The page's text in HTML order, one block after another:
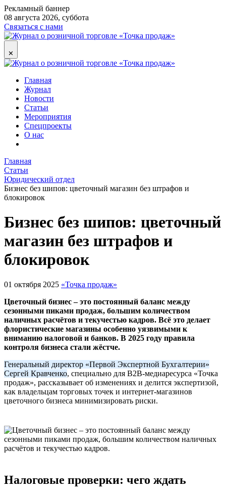
Рекламный баннер
08 августа 2026, суббота
Связаться с нами
✕
Главная
Журнал
Новости
Статьи
Мероприятия
Спецпроекты
О нас
Главная
Статьи
Юридический отдел
Бизнес без шипов: цветочный магазин без штрафов и
блокировок
Бизнес без шипов: цветочный
магазин без штрафов и
блокировок
01 октября 2025 «Точка продаж»
Цветочный бизнес – это постоянный баланс между
сезонными пиками продаж, большим количеством
наличных расчётов и текучестью кадров. Всё это делает
флористические магазины особенно уязвимыми к
вниманию налоговой и банков. В 2025 году правила
контроля бизнеса стали жёстче.
Генеральный директор «Первой Экспертной Бухгалтерии»
Сергей Кравченко, специально для B2B-медиаресурса «Точка
продаж», рассказывает об изменениях и делится экспертизой,
как владельцам торговых точек и интернет-магазинов
цветочного бизнеса минимизировать риски.
Налоговые проверки: чего ждать